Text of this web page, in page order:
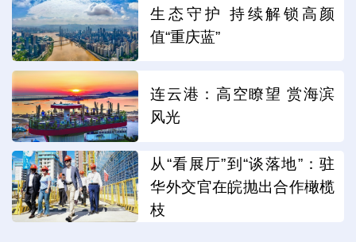
生态守护 持续解锁高颜
值“重庆蓝”
连云港：高空瞭望 赏海滨
风光
从“看展厅”到“谈落地”：驻
华外交官在皖抛出合作橄榄
枝